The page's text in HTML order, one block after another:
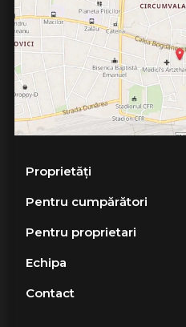
Proprietăți
Pentru cumpărători
Pentru proprietari
Echipa
Contact